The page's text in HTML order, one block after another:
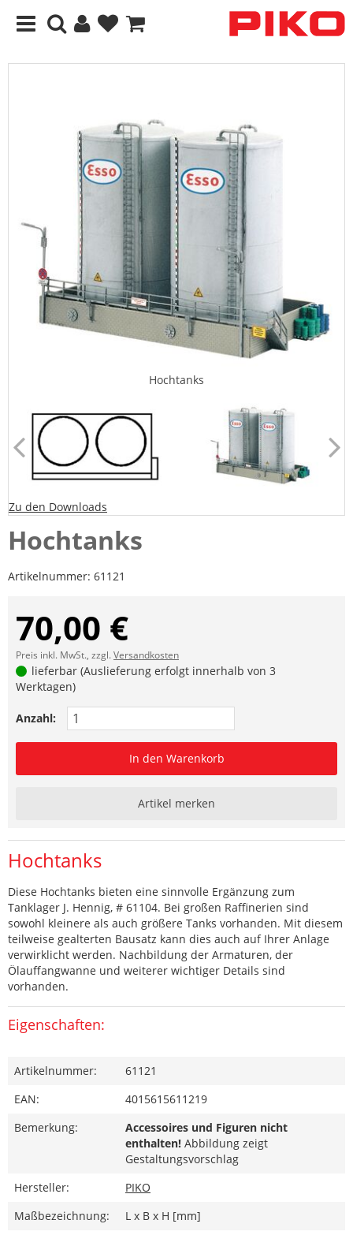
Hochtanks
Zu den Downloads
Hochtanks
Artikelnummer: 61121
70,00 €
Preis inkl. MwSt., zzgl.Versandkosten
lieferbar (Auslieferung erfolgt innerhalb von 3
Werktagen)
Anzahl:
In den Warenkorb
Artikel merken
Hochtanks
Diese Hochtanks bieten eine sinnvolle Ergänzung zum
Tanklager J. Hennig, # 61104. Bei großen Raffinerien sind
sowohl kleinere als auch größere Tanks vorhanden. Mit diesem
teilweise gealterten Bausatz kann dies auch auf Ihrer Anlage
verwirklicht werden. Nachbildung der Armaturen, der
Ölauffangwanne und weiterer wichtiger Details sind
vorhanden.
Eigenschaften:
Artikelnummer:
61121
EAN:
4015615611219
Bemerkung:
Accessoires und Figuren nicht
enthalten! Abbildung zeigt
Gestaltungsvorschlag
Hersteller:
PIKO
Maßbezeichnung:
L x B x H [mm]